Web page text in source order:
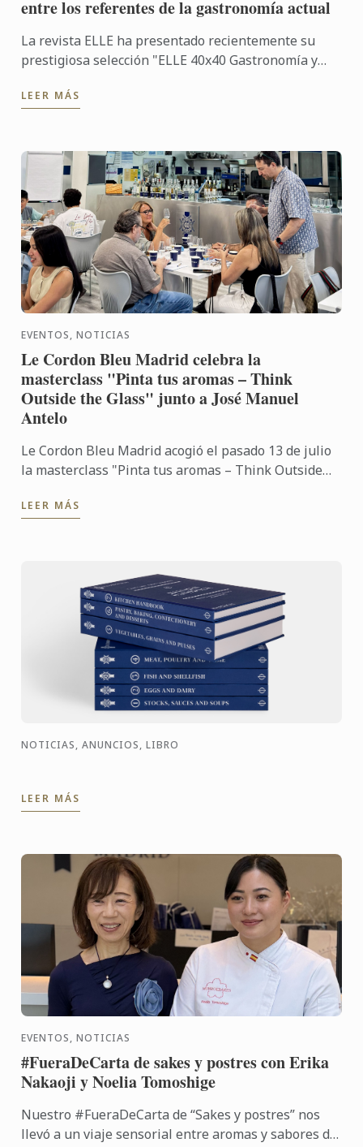
entre los referentes de la gastronomía actual
La revista ELLE ha presentado recientemente su
prestigiosa selección "ELLE 40x40 Gastronomía y
con Renault, ...
LEER MÁS
EVENTOS, NOTICIAS
Le Cordon Bleu Madrid celebra la
masterclass "Pinta tus aromas – Think
Outside the Glass" junto a José Manuel
Antelo
Le Cordon Bleu Madrid acogió el pasado 13 de julio
la masterclass "Pinta tus aromas – Think Outside
experto en ...
LEER MÁS
NOTICIAS, ANUNCIOS, LIBRO
LEER MÁS
EVENTOS, NOTICIAS
#FueraDeCarta de sakes y postres con Erika
Nakaoji y Noelia Tomoshige
Nuestro #FueraDeCarta de “Sakes y postres” nos
llevó a un viaje sensorial entre aromas y sabores de